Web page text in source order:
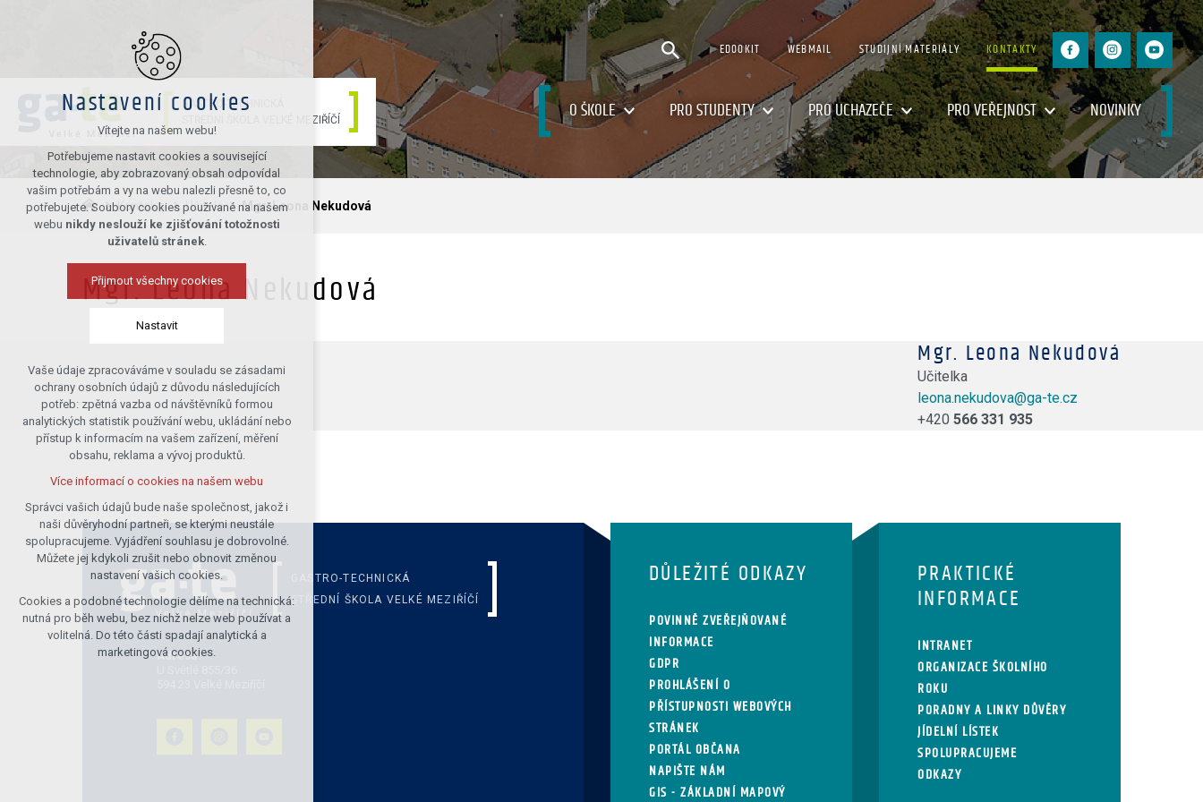
GASTRO-TECHNICKÁ
STŘEDNÍ ŠKOLA VELKÉ MEZIŘÍČÍ
EDOOKIT WEBMAIL STUDIJNÍ MATERIÁLY KONTAKTY
O ŠKOLE PRO STUDENTY PRO UCHAZEČE PRO VEŘEJNOST NOVINKY
Kontakty Učitelé Mgr. Leona Nekudová
Mgr. Leona Nekudová
Mgr. Leona Nekudová
Učitelka
leona.nekudova@ga-te.cz
+420566 331 935
GASTRO-TECHNICKÁ
STŘEDNÍ ŠKOLA VELKÉ MEZIŘÍČÍ
Adresa:
DŮLEŽITÉ ODKAZY
POVINNĚ ZVEŘEJŇOVANÉ
INFORMACE
GDPR
PROHLÁŠENÍ O
PŘÍSTUPNOSTI WEBOVÝCH
STRÁNEK
PORTÁL OBČANA
NAPIŠTE NÁM
GIS - ZÁKLADNÍ MAPOVÝ
PRAKTICKÉ
INFORMACE
INTRANET
ORGANIZACE ŠKOLNÍHO
ROKU
PORADNY A LINKY DŮVĚRY
JÍDELNÍ LÍSTEK
SPOLUPRACUJEME
ODKAZY
Nastavení cookies
Vítejte na našem webu!
Potřebujeme nastavit cookies a související
technologie, aby zobrazovaný obsah odpovídal
vašim potřebám a vy na webu nalezli přesně to, co
potřebujete. Soubory cookies používané na našem
webu nikdy neslouží ke zjišťování totožnosti
uživatelů stránek.
Přijmout všechny cookies
Nastavit
Technická cookies
nutná pro provozování webu
udržení kontextu stránek (session):
případná přihlášení, volby jazyka, apod.
Volitelná cookies
analytická pro anonymizované
vyhodnocení návštěvnosti
marketingová cookies (Google)
Více informací o cookies na našem webu
Přijmout všechny cookies
Odmítnout vše
Vaše údaje zpracováváme v souladu se zásadami
ochrany osobních údajů z důvodu následujících
potřeb: zpětná vazba od návštěvníků formou
analytických statistik používání webu, ukládání nebo
přístup k informacím na vašem zařízení, měření
obsahu, reklama a vývoj produktů.
Více informací o cookies na našem webu
Správci vašich údajů bude naše společnost, jakož i
naši důvěryhodní partneři, se kterými neustále
spolupracujeme. Vyjádření souhlasu je dobrovolné.
Můžete jej kdykoli zrušit nebo obnovit změnou
nastavení vašich cookies.
Cookies a podobné technologie dělíme na technická:
nutná pro běh webu, bez nichž nelze web používat a
volitelná. Do této části spadají analytická a
marketingová cookies.